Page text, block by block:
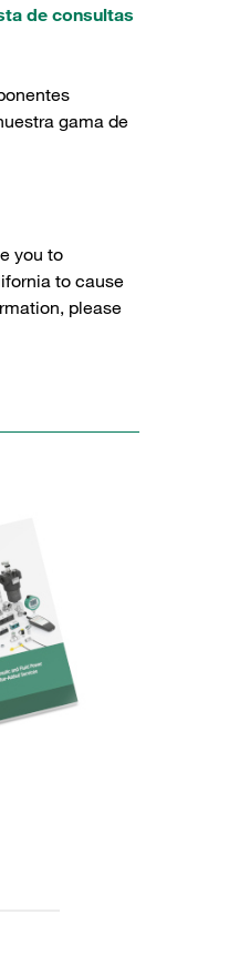
de consultas
gama de
you to
to cause
please